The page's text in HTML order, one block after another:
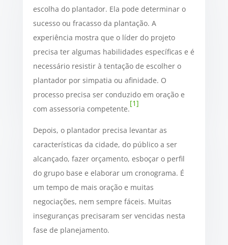
escolha do plantador. Ela pode determinar o
sucesso ou fracasso da plantação. A
experiência mostra que o líder do projeto
precisa ter algumas habilidades específicas e é
necessário resistir à tentação de escolher o
plantador por simpatia ou afinidade. O
processo precisa ser conduzido em oração e
com assessoria competente.
[1]
Depois, o plantador precisa levantar as
características da cidade, do público a ser
alcançado, fazer orçamento, esboçar o perfil
do grupo base e elaborar um cronograma. É
um tempo de mais oração e muitas
negociações, nem sempre fáceis. Muitas
inseguranças precisaram ser vencidas nesta
fase de planejamento.